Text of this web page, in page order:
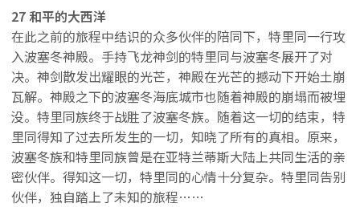
27 和平的大西洋
在此之前的旅程中结识的众多伙伴的陪同下，特里同一行攻
入波塞冬神殿。手持飞龙神剑的特里同与波塞冬展开了对
决。神剑散发出耀眼的光芒，神殿在光芒的撼动下开始土崩
瓦解。神殿之下的波塞冬海底城市也随着神殿的崩塌而被埋
没。特里同族终于战胜了波塞冬族。随着这一切的结束，特
里同得知了过去所发生的一切，知晓了所有的真相。原来，
波塞冬族和特里同族曾是在亚特兰蒂斯大陆上共同生活的亲
密伙伴。得知这一切，特里同的心情十分复杂。特里同告别
伙伴，独自踏上了未知的旅程……